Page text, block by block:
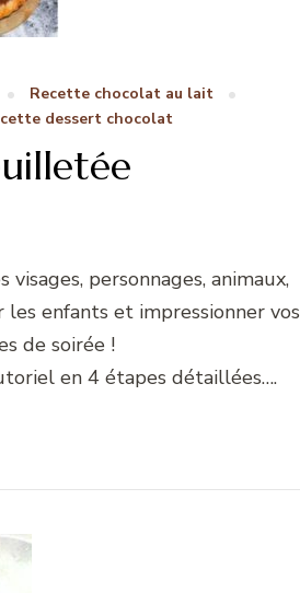
Recette chocolat au lait
dessert chocolat
personnages, animaux,
enfants et impressionner vos
de soirée !
en 4 étapes détaillées….